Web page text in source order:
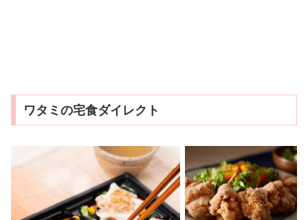
ワタミの宅食ダイレクト